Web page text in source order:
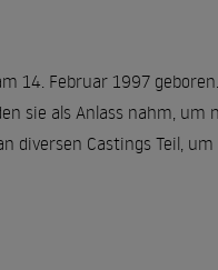
14. Februar 1997
sie als Anlass nahm, um
diversen Castings Teil,